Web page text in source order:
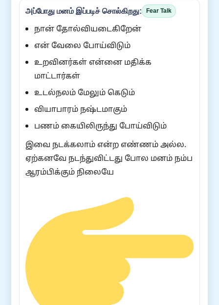
அப்போது மனம் இப்படிச் சொல்கிறது: Fear Talk
நான் தோல்வியடைகிறேன்
என் வேலை போய்விடும்
உறவினர்கள் என்னை மதிக்க
மாட்டார்கள்
உடல்நலம் மேலும் கெடும்
வியாபாரம் நஷ்டமாகும்
பணம் கையிலிருந்து போய்விடும்
இவை நடக்கலாம் என்ற எண்ணம் அல்ல.
ஏற்கனவே நடந்துவிட்டது போல மனம் நம்ப
ஆரம்பிக்கும் நிலையே